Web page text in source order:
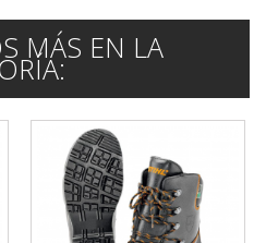
MÁS EN LA